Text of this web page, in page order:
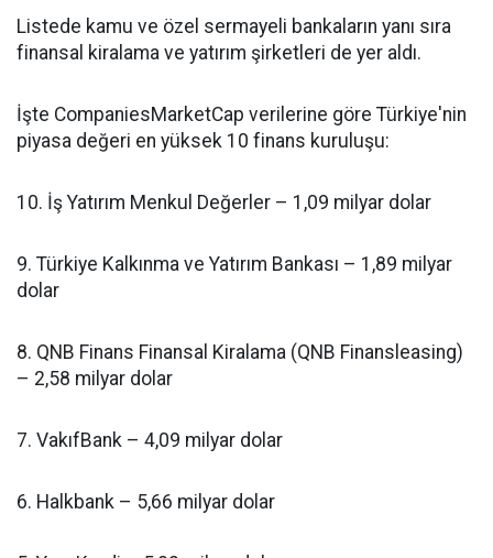
Listede kamu ve özel sermayeli bankaların yanı sıra
finansal kiralama ve yatırım şirketleri de yer aldı.
İşte CompaniesMarketCap verilerine göre Türkiye'nin
piyasa değeri en yüksek 10 finans kuruluşu:
10. İş Yatırım Menkul Değerler – 1,09 milyar dolar
9. Türkiye Kalkınma ve Yatırım Bankası – 1,89 milyar
dolar
8. QNB Finans Finansal Kiralama (QNB Finansleasing)
– 2,58 milyar dolar
7. VakıfBank – 4,09 milyar dolar
6. Halkbank – 5,66 milyar dolar